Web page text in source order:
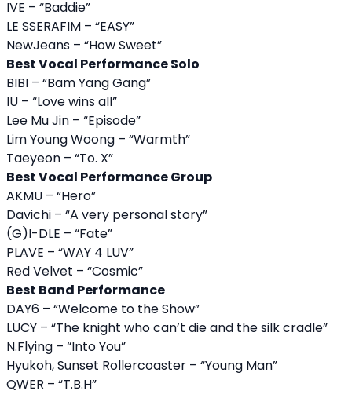
IVE – “Baddie”
LE SSERAFIM – “EASY”
NewJeans – “How Sweet”
Best Vocal Performance Solo
BIBI – “Bam Yang Gang”
IU – “Love wins all”
Lee Mu Jin – “Episode”
Lim Young Woong – “Warmth”
Taeyeon – “To. X”
Best Vocal Performance Group
AKMU – “Hero”
Davichi – “A very personal story”
(G)I-DLE – “Fate”
PLAVE – “WAY 4 LUV”
Red Velvet – “Cosmic”
Best Band Performance
DAY6 – “Welcome to the Show”
LUCY – “The knight who can’t die and the silk cradle”
N.Flying – “Into You”
Hyukoh, Sunset Rollercoaster – “Young Man”
QWER – “T.B.H”